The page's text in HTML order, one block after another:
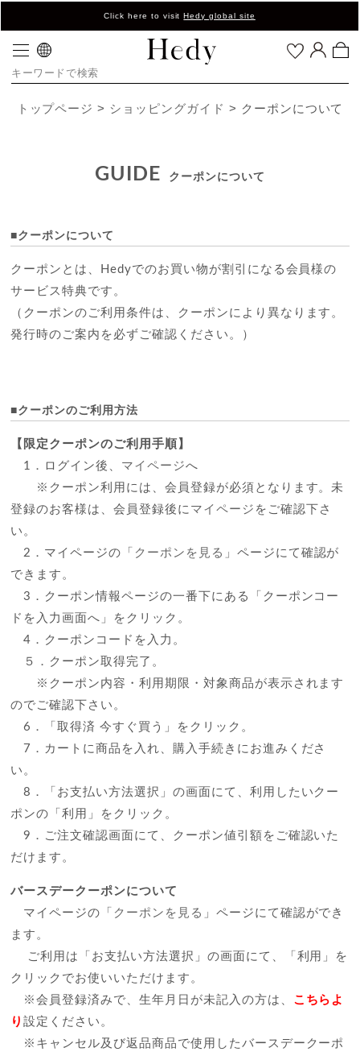
Click here to visitHedy global site
トップページ ショッピングガイド クーポンについて
GUIDE クーポンについて
■クーポンについて
クーポンとは、Hedyでのお買い物が割引になる会員様の
サービス特典です。
（クーポンのご利用条件は、クーポンにより異なります。
発行時のご案内を必ずご確認ください。）
■クーポンのご利用方法
【限定クーポンのご利用手順】
1．ログイン後、 マイページへ
※クーポン利用には、会員登録が必須となります。未
登録のお客様は、会員登録後に マイページ をご確認下さ
い。
2．マイページの「 クーポンを見る 」ページにて確認が
できます。
3．クーポン情報ページの一番下にある「クーポンコー
ドを入力画面へ」をクリック。
4．クーポンコードを入力。
５．クーポン取得完了。
※クーポン内容・利用期限・対象商品が表示されます
のでご確認下さい。
6．「取得済 今すぐ買う」をクリック。
7．カートに商品を入れ、購入手続きにお進みくださ
い。
8．「お支払い方法選択」の画面にて、利用したいクー
ポンの「利用」をクリック。
9．ご注文確認画面にて、クーポン値引額をご確認いた
だけます。
バースデークーポンについて
マイページの「 クーポンを見る 」ページにて確認ができ
ます。
ご利用は「お支払い方法選択」の画面にて、「利用」を
クリックでお使いいただけます。
※会員登録済みで、生年月日が未記入の方は、 こちらよ
り設定ください。
※キャンセル及び返品商品で使用したバースデークーポ